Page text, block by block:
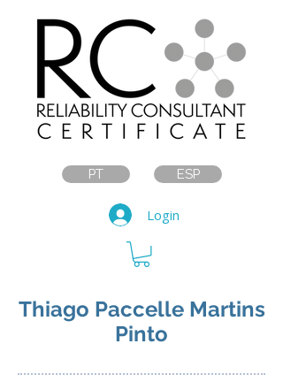
PT ESP
Login
Thiago Paccelle Martins
Pinto